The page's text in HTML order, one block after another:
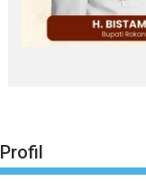
Profil